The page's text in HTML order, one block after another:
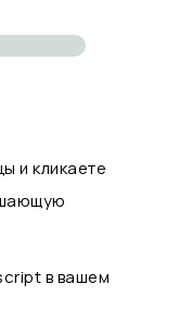
и кликаете
в вашем